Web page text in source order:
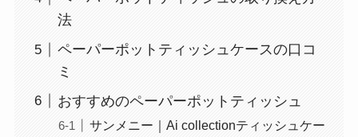
法
ペーパーポットティッシュケースの口コ
ミ
おすすめのペーパーポットティッシュ
サンメニー｜Ai collectionティッシュケー